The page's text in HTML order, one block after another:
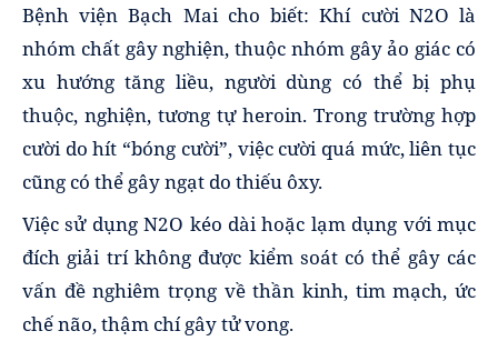
Bệnh viện Bạch Mai cho biết: Khí cười N2O là
nhóm chất gây nghiện, thuộc nhóm gây ảo giác có
xu hướng tăng liều, người dùng có thể bị phụ
thuộc, nghiện, tương tự heroin. Trong trường hợp
cười do hít “bóng cười”, việc cười quá mức, liên tục
cũng có thể gây ngạt do thiếu ôxy.
Việc sử dụng N2O kéo dài hoặc lạm dụng với mục
đích giải trí không được kiểm soát có thể gây các
vấn đề nghiêm trọng về thần kinh, tim mạch, ức
chế não, thậm chí gây tử vong.